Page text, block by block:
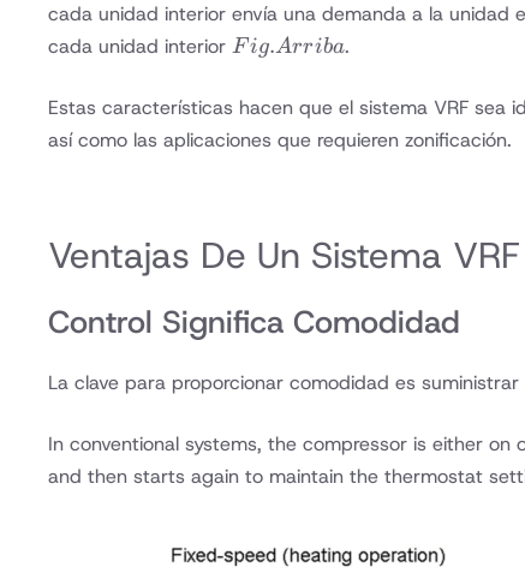
cada unidad interior envía una demanda a la
cada unidad interior Fig.
F ig.Arriba.
Estas características hacen que el sistema VRF sea
así como las aplicaciones que requieren zonificación.
Ventajas De Un Sistema VRF
Control Significa Comodidad
La clave para proporcionar comodidad es
In conventional systems, the compressor is either
and then starts again to maintain the thermostat